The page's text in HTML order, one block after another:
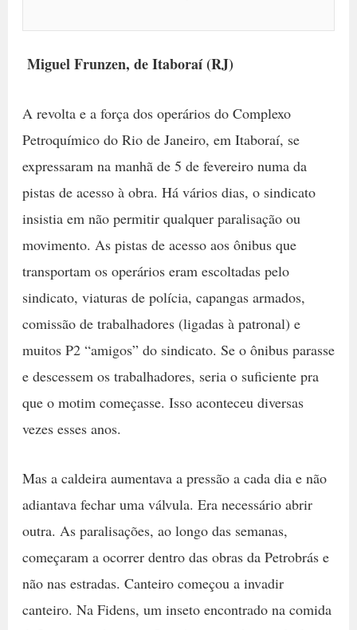
Miguel Frunzen, de Itaboraí (RJ)
A revolta e a força dos operários do Complexo
Petroquímico do Rio de Janeiro, em Itaboraí, se
expressaram na manhã de 5 de fevereiro numa da
pistas de acesso à obra. Há vários dias, o sindicato
insistia em não permitir qualquer paralisação ou
movimento. As pistas de acesso aos ônibus que
transportam os operários eram escoltadas pelo
sindicato, viaturas de polícia, capangas armados,
comissão de trabalhadores (ligadas à patronal) e
muitos P2 “amigos” do sindicato. Se o ônibus parasse
e descessem os trabalhadores, seria o suficiente pra
que o motim começasse. Isso aconteceu diversas
vezes esses anos.
Mas a caldeira aumentava a pressão a cada dia e não
adiantava fechar uma válvula. Era necessário abrir
outra. As paralisações, ao longo das semanas,
começaram a ocorrer dentro das obras da Petrobrás e
não nas estradas. Canteiro começou a invadir
canteiro. Na Fidens, um inseto encontrado na comida